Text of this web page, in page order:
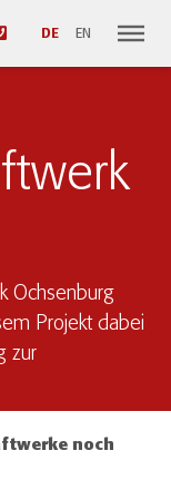
DE EN
Ochsenburg
Projekt dabei
zur
noch